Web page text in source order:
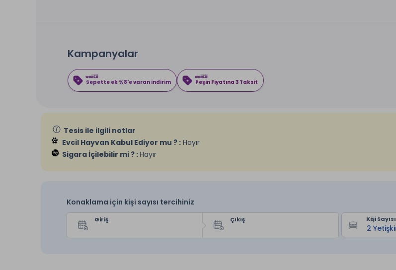
Kampanyalar
Sepette ek %8'e varan indirim Peşin Fiyatına 3 Taksit
Tesis ile ilgili notlar
Evcil Hayvan Kabul Ediyor mu ? : Hayır
Sigara İçilebilir mi ? :Hayır
Konaklama için kişi sayısı tercihiniz
Giriş Çıkış Kişi Sayısı